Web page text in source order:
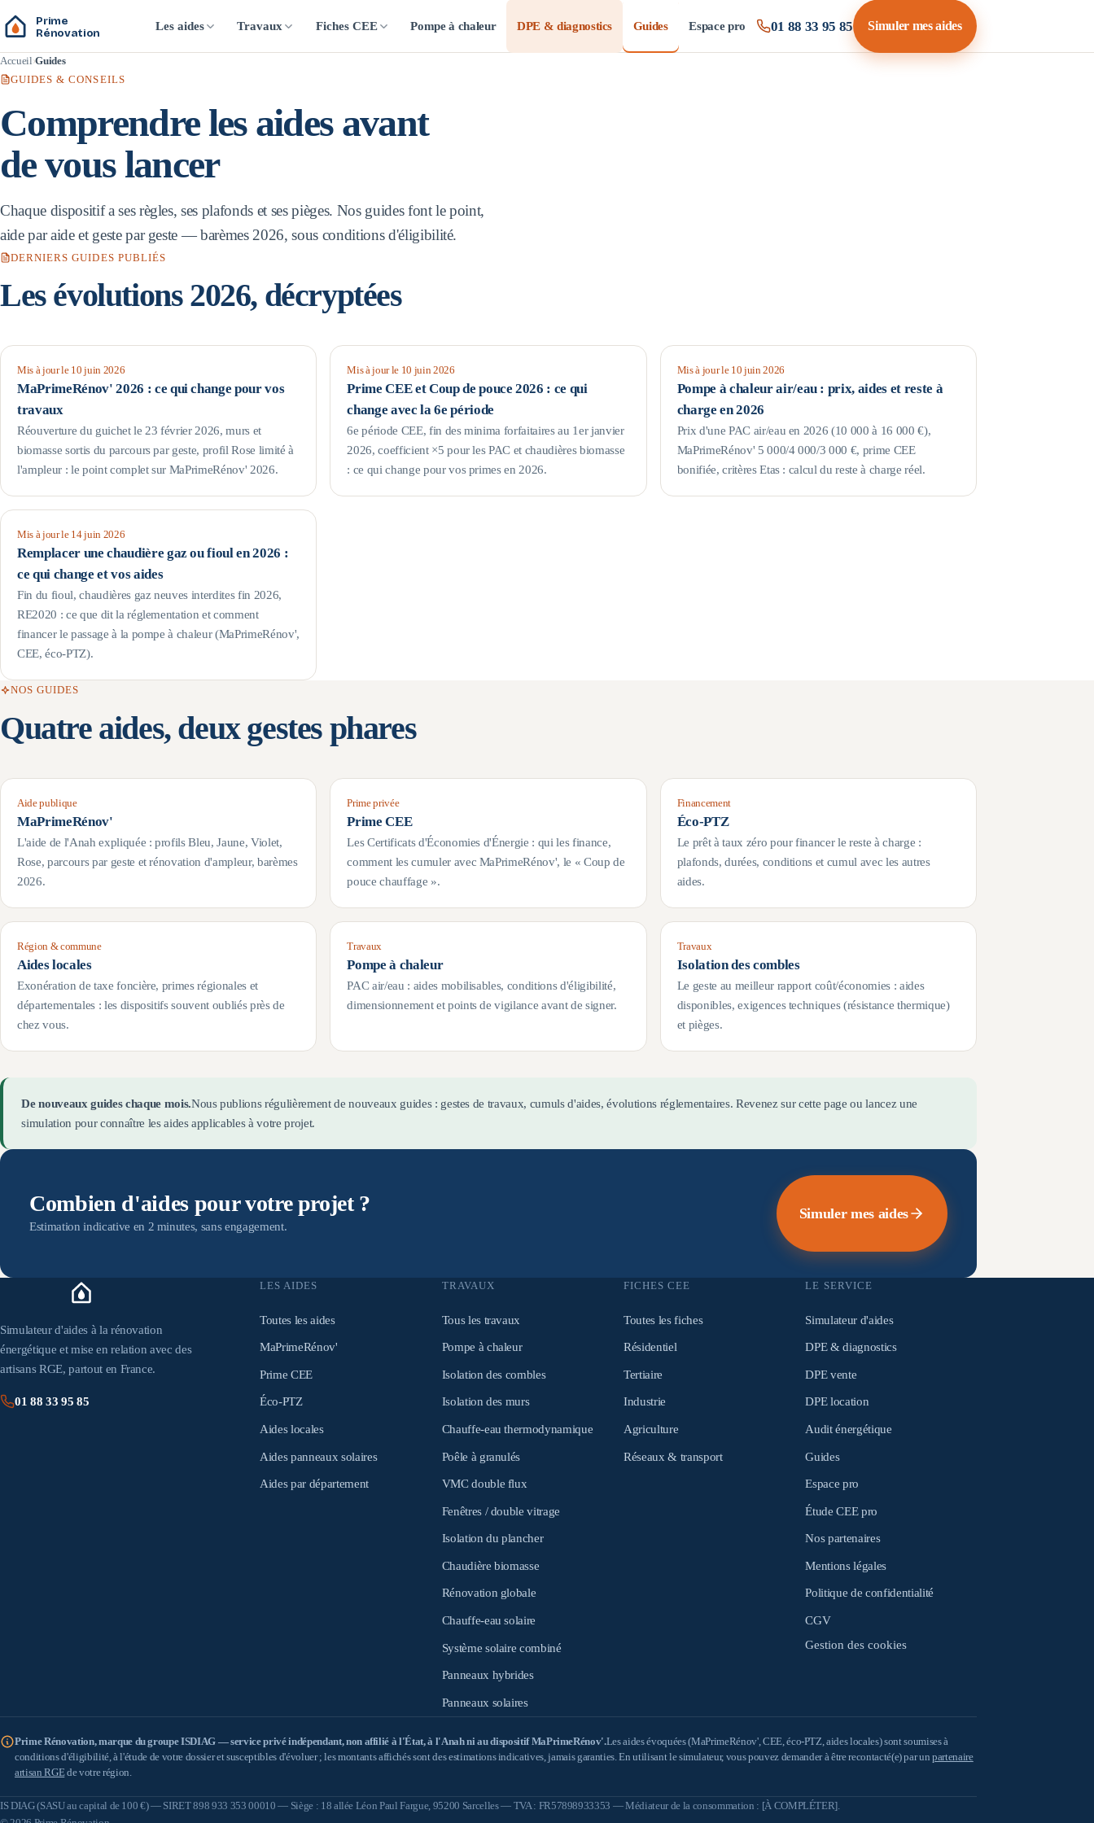
Prime
Rénovation
Les aides Travaux Fiches CEE Pompe à chaleur DPE & diagnostics Guides Espace pro 01 88 33 95 85 Simuler mes aides
Accueil Guides
GUIDES & CONSEILS
Comprendre les aides avant
de vous lancer
Chaque dispositif a ses règles, ses plafonds et ses pièges. Nos guides font le point,
aide par aide et geste par geste — barèmes 2026, sous conditions d'éligibilité.
DERNIERS GUIDES PUBLIÉS
Les évolutions 2026, décryptées
Mis à jour le 10 juin 2026
MaPrimeRénov' 2026 : ce qui change pour vos
travaux
Réouverture du guichet le 23 février 2026, murs et
biomasse sortis du parcours par geste, profil Rose limité à
l'ampleur : le point complet sur MaPrimeRénov' 2026.
Mis à jour le 10 juin 2026
Prime CEE et Coup de pouce 2026 : ce qui
change avec la 6e période
6e période CEE, fin des minima forfaitaires au 1er janvier
2026, coefficient ×5 pour les PAC et chaudières biomasse
: ce qui change pour vos primes en 2026.
Mis à jour le 10 juin 2026
Pompe à chaleur air/eau : prix, aides et reste à
charge en 2026
Prix d'une PAC air/eau en 2026 (10 000 à 16 000 €),
MaPrimeRénov' 5 000/4 000/3 000 €, prime CEE
bonifiée, critères Etas : calcul du reste à charge réel.
Mis à jour le 14 juin 2026
Remplacer une chaudière gaz ou fioul en 2026 :
ce qui change et vos aides
Fin du fioul, chaudières gaz neuves interdites fin 2026,
RE2020 : ce que dit la réglementation et comment
financer le passage à la pompe à chaleur (MaPrimeRénov',
CEE, éco-PTZ).
NOS GUIDES
Quatre aides, deux gestes phares
Aide publique
MaPrimeRénov'
L'aide de l'Anah expliquée : profils Bleu, Jaune, Violet,
Rose, parcours par geste et rénovation d'ampleur, barèmes
2026.
Prime privée
Prime CEE
Les Certificats d'Économies d'Énergie : qui les finance,
comment les cumuler avec MaPrimeRénov', le « Coup de
pouce chauffage ».
Financement
Éco-PTZ
Le prêt à taux zéro pour financer le reste à charge :
plafonds, durées, conditions et cumul avec les autres
aides.
Région & commune
Aides locales
Exonération de taxe foncière, primes régionales et
départementales : les dispositifs souvent oubliés près de
chez vous.
Travaux
Pompe à chaleur
PAC air/eau : aides mobilisables, conditions d'éligibilité,
dimensionnement et points de vigilance avant de signer.
Travaux
Isolation des combles
Le geste au meilleur rapport coût/économies : aides
disponibles, exigences techniques (résistance thermique)
et pièges.
De nouveaux guides chaque mois.Nous publions régulièrement de nouveaux guides : gestes de travaux, cumuls d'aides, évolutions réglementaires. Revenez sur cette page ou lancez une
simulation pour connaître les aides applicables à votre projet.
Combien d'aides pour votre projet ?
Estimation indicative en 2 minutes, sans engagement.
Simuler mes aides
Simulateur d'aides à la rénovation
énergétique et mise en relation avec des
artisans RGE, partout en France.
01 88 33 95 85
LES AIDES
Toutes les aides
MaPrimeRénov'
Prime CEE
Éco-PTZ
Aides locales
Aides panneaux solaires
Aides par département
TRAVAUX
Tous les travaux
Pompe à chaleur
Isolation des combles
Isolation des murs
Chauffe-eau thermodynamique
Poêle à granulés
VMC double flux
Fenêtres / double vitrage
Isolation du plancher
Chaudière biomasse
Rénovation globale
Chauffe-eau solaire
Système solaire combiné
Panneaux hybrides
Panneaux solaires
FICHES CEE
Toutes les fiches
Résidentiel
Tertiaire
Industrie
Agriculture
Réseaux & transport
LE SERVICE
Simulateur d'aides
DPE & diagnostics
DPE vente
DPE location
Audit énergétique
Guides
Espace pro
Étude CEE pro
Nos partenaires
Mentions légales
Politique de confidentialité
CGV
Gestion des cookies
Prime Rénovation, marque du groupe ISDIAG — service privé indépendant, non affilié à l'État, à l'Anah ni au dispositif MaPrimeRénov'.Les aides évoquées (MaPrimeRénov', CEE, éco-PTZ, aides locales) sont soumises à
conditions d'éligibilité, à l'étude de votre dossier et susceptibles d'évoluer ; les montants affichés sont des estimations indicatives, jamais garanties. En utilisant le simulateur, vous pouvez demander à être recontacté(e) par un partenaire
artisan RGEde votre région.
IS DIAG(SASU au capital de 100 €) — SIRET 898 933 353 00010 — Siège : 18 allée Léon Paul Fargue, 95200 Sarcelles — TVA : FR57898933353 — Médiateur de la consommation : [À COMPLÉTER].